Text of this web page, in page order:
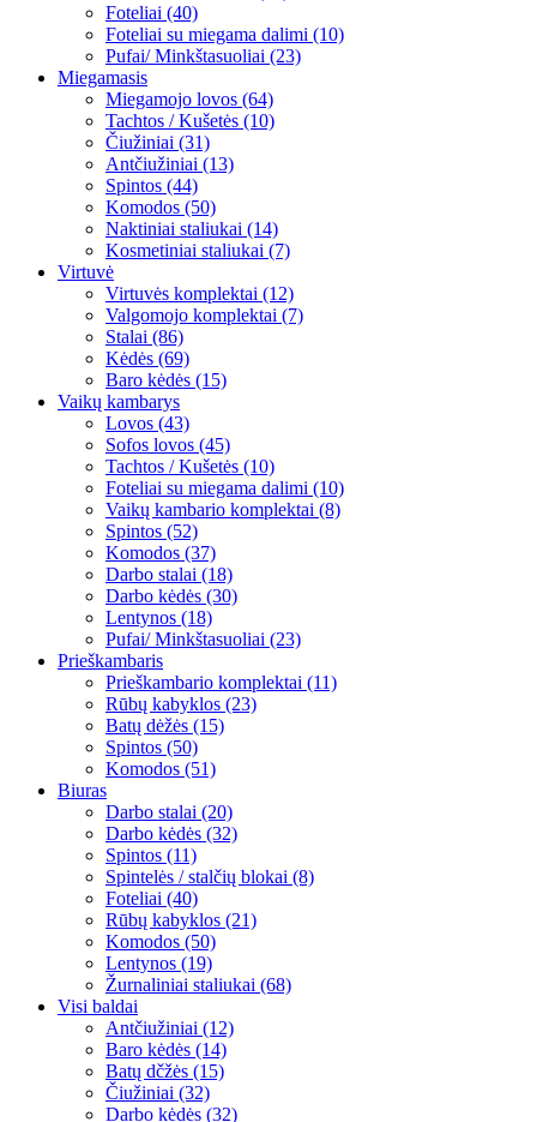
Foteliai (40)
Foteliai su miegama dalimi (10)
Pufai/ Minkštasuoliai (23)
Miegamasis
Miegamojo lovos (64)
Tachtos / Kušetės (10)
Čiužiniai (31)
Antčiužiniai (13)
Spintos (44)
Komodos (50)
Naktiniai staliukai (14)
Kosmetiniai staliukai (7)
Virtuvė
Virtuvės komplektai (12)
Valgomojo komplektai (7)
Stalai (86)
Kėdės (69)
Baro kėdės (15)
Vaikų kambarys
Lovos (43)
Sofos lovos (45)
Tachtos / Kušetės (10)
Foteliai su miegama dalimi (10)
Vaikų kambario komplektai (8)
Spintos (52)
Komodos (37)
Darbo stalai (18)
Darbo kėdės (30)
Lentynos (18)
Pufai/ Minkštasuoliai (23)
Prieškambaris
Prieškambario komplektai (11)
Rūbų kabyklos (23)
Batų dėžės (15)
Spintos (50)
Komodos (51)
Biuras
Darbo stalai (20)
Darbo kėdės (32)
Spintos (11)
Spintelės / stalčių blokai (8)
Foteliai (40)
Rūbų kabyklos (21)
Komodos (50)
Lentynos (19)
Žurnaliniai staliukai (68)
Visi baldai
Antčiužiniai (12)
Baro kėdės (14)
Batų dčžės (15)
Čiužiniai (32)
Darbo kėdės (32)